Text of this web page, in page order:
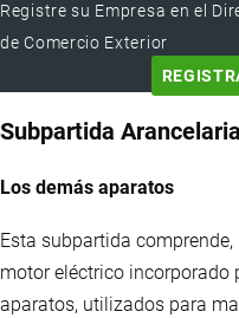
Registre su Empresa en el
de Comercio Exterior
Subpartida
Los demás aparatos
Esta subpartida
motor eléctrico incorporado
aparatos, utilizados para